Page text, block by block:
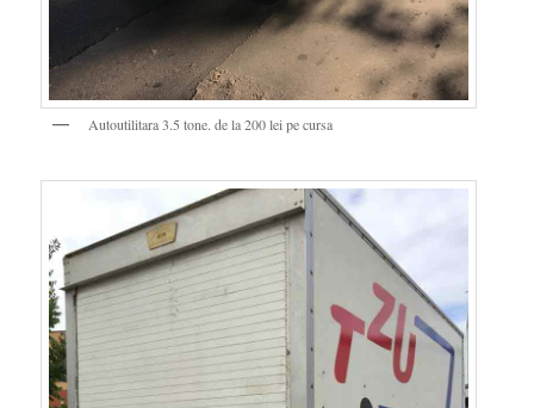
Autoutilitara 3.5 tone. de la 200 lei pe cursa